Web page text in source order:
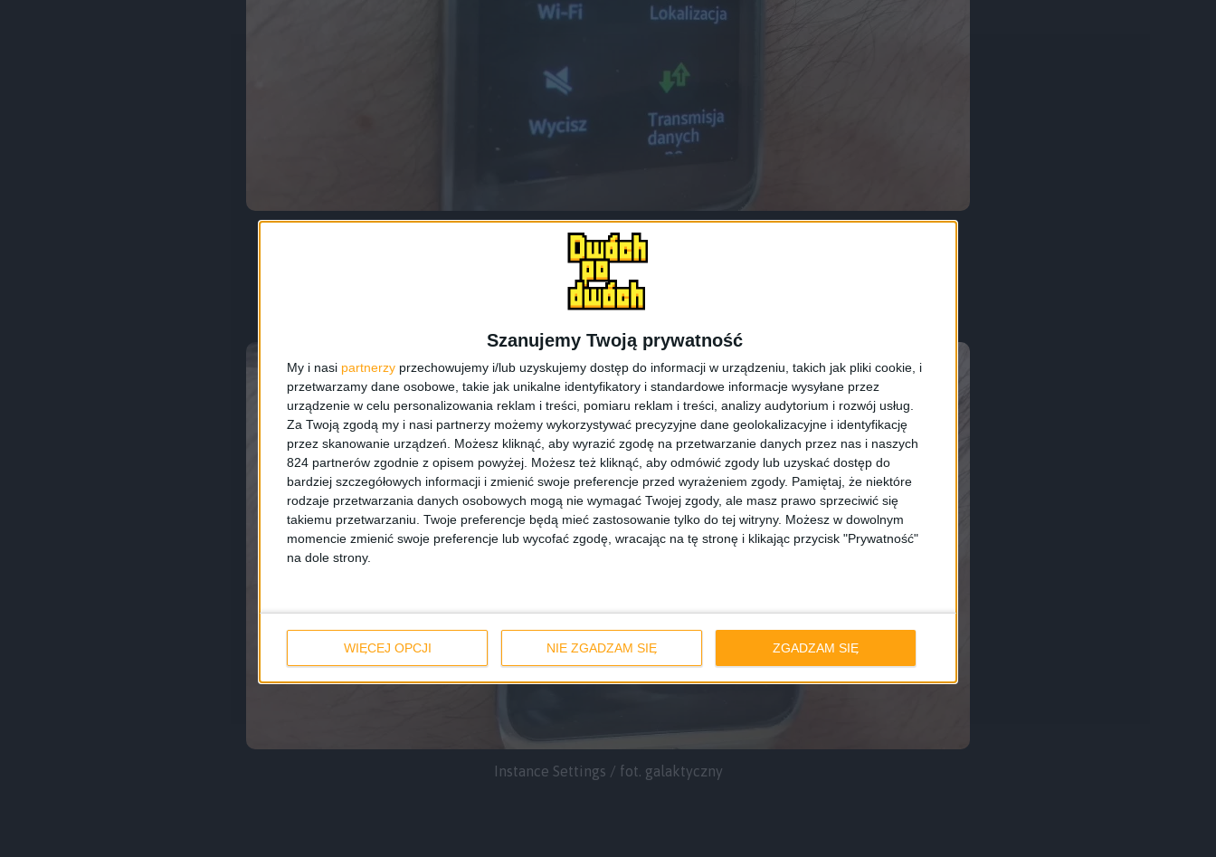
Szanujemy Twoją prywatność
My i nasi partnerzy przechowujemy i/lub uzyskujemy dostęp do informacji w urządzeniu, takich jak pliki cookie, i
przetwarzamy dane osobowe, takie jak unikalne identyfikatory i standardowe informacje wysyłane przez
urządzenie w celu personalizowania reklam i treści, pomiaru reklam i treści, analizy audytorium i rozwój usług.
Za Twoją zgodą my i nasi partnerzy możemy wykorzystywać precyzyjne dane geolokalizacyjne i identyfikację
przez skanowanie urządzeń. Możesz kliknąć, aby wyrazić zgodę na przetwarzanie danych przez nas i naszych
824 partnerów zgodnie z opisem powyżej. Możesz też kliknąć, aby odmówić zgody lub uzyskać dostęp do
bardziej szczegółowych informacji i zmienić swoje preferencje przed wyrażeniem zgody. Pamiętaj, że niektóre
rodzaje przetwarzania danych osobowych mogą nie wymagać Twojej zgody, ale masz prawo sprzeciwić się
takiemu przetwarzaniu. Twoje preferencje będą mieć zastosowanie tylko do tej witryny. Możesz w dowolnym
momencie zmienić swoje preferencje lub wycofać zgodę, wracając na tę stronę i klikając przycisk "Prywatność"
na dole strony.
WIĘCEJ OPCJI NIE ZGADZAM SIĘ ZGADZAM SIĘ
Instance Settings / fot. galaktyczny
Instance Settings / fot. galaktyczny